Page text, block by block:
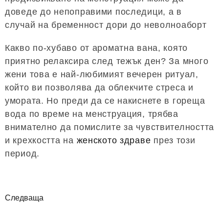
доведе до непоправими последици, а в
случай на бременност дори до неволноаборт
Какво по-хубаво от ароматна вана, която
приятно релаксира след тежък ден? За много
жени това е най-любимият вечерен ритуал,
който ви позволява да облекчите стреса и
умората. Но преди да се накиснете в гореща
вода по време на менструация, трябва
внимателно да помислите за чувствителността
и крехкостта на женското здраве през този
период.
Следваща